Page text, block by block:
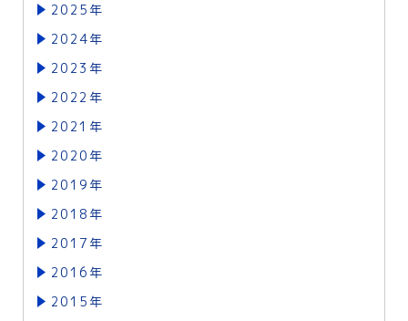
2025年
2024年
2023年
2022年
2021年
2020年
2019年
2018年
2017年
2016年
2015年